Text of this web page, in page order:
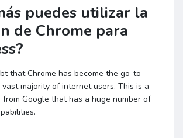
puedes utilizar la
de Chrome para
that Chrome has become the go-to
majority of internet users. This is a
Google that has a huge number of